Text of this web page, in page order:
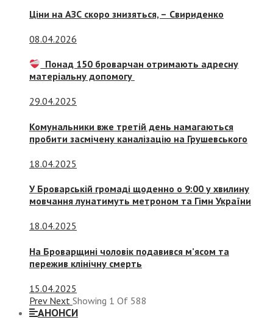
Ціни на АЗС скоро знизяться, – Свириденко
08.04.2026
Понад 150 броварчан отримають адресну
матеріальну допомогу
29.04.2025
Комунальники вже третій день намагаються
пробити засмічену каналізацію на Грушевського
18.04.2025
У Броварській громаді щоденно о 9:00 у хвилину
мовчання лунатимуть метроном та Гімн України
18.04.2025
На Броварщині чоловік подавився м’ясом та
пережив клінічну смерть
15.04.2025
Prev Next Showing 1 Of 588
АНОНСИ